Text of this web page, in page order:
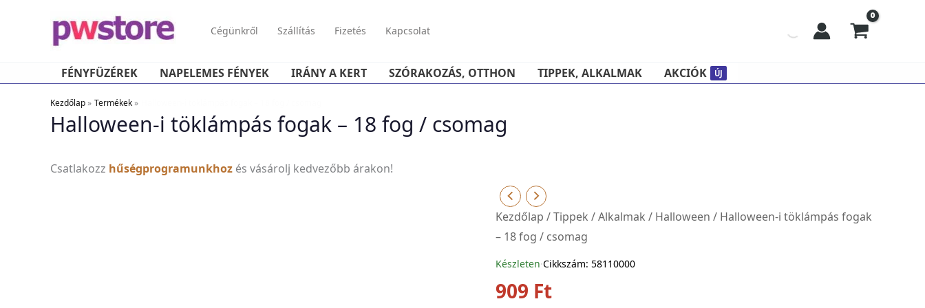
Cégünkről Szállítás Fizetés Kapcsolat
FÉNYFÜZÉREK NAPELEMES FÉNYEK IRÁNY A KERT SZÓRAKOZÁS, OTTHON TIPPEK, ALKALMAK AKCIÓK ÚJ
Kezdőlap Termékek
Halloween-i töklámpás fogak – 18 fog / csomag
Csatlakozz hűségprogramunkhozés vásárolj kedvezőbb árakon!
Kezdőlap /Tippek /Alkalmak / Halloween / Halloween-i töklámpás fogak
– 18 fog / csomag
909 Ft
Készleten·Cikkszám: 58110000